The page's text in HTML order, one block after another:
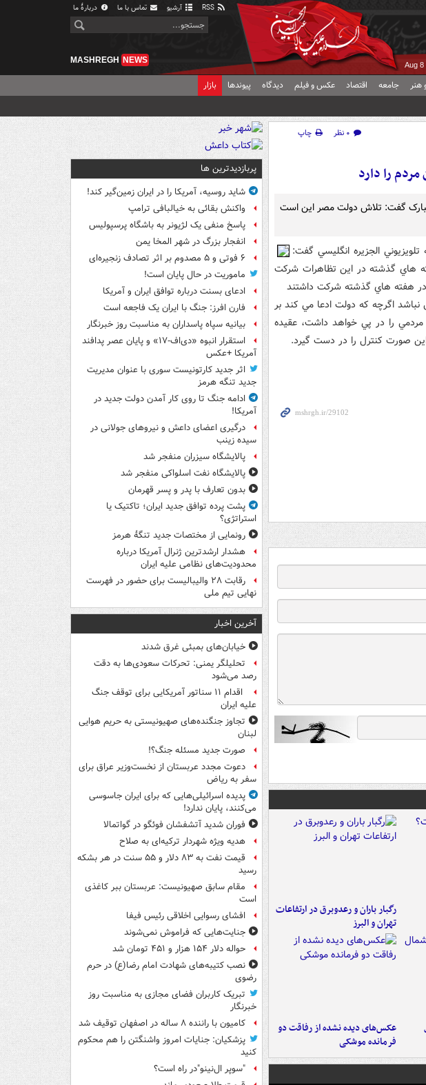
آرشیو تماس با ما دربارهٔ ما
Aug 8
MASHREGH NEWS
هنر جامعه اقتصاد عکس و فیلم دیدگاه پیوندها بازار
۰ نظر
چاپ
را دارد
مبارک گفت: تلاش دولت مصر اين است
الجزيره انگليسي گفت:
هاي گذشته در اين تظاهرات شرکت
هفته هاي گذشته شرکت داشتند
اگرچه که دولت ادعا مي کند بر
را در پي خواهد داشت، عقيده
صورت کنترل را در دست گيرد.
رگبار باران و رعدوبرق در ارتفاعات
تهران و البرز
عکس‌های دیده نشده از رفاقت دو
فرمانده‌ موشکی
پربازدیدترین ها
شاید روسیه، آمریکا را در ایران زمین‌گیر کند!
واکنش بقائی به خیالبافی ترامپ
پاسخ منفی یک لژیونر به باشگاه پرسپولیس
انفجار بزرگ در شهر المخا یمن
۶ فوتی و ۵ مصدوم بر اثر تصادف زنجیره‌ای
ماموریت در حال پایان است!
ادعای بسنت درباره توافق ایران و آمریکا
فارن افرز: جنگ با ایران یک فاجعه است
بیانیه سپاه پاسداران به مناسبت روز خبرنگار
استقرار انبوه «دی‌اف‑۱۷» و پایان عصر پدافند
آمریکا +عکس
اثر جدید کارتونیست سوری با عنوان مدیریت
جدید تنگه هرمز
ادامه جنگ تا روی کار آمدن دولت جدید در
آمریکا!
درگیری اعضای داعش و نیروهای جولانی در
سیده زینب
پالایشگاه سیزران منفجر شد
پالایشگاه نفت اسلواکی منفجر شد
بدون تعارف با پدر و پسر قهرمان
پشت پرده توافق جدید ایران؛ تاکتیک یا
استراتژی؟
رونمایی از مختصات جدید تنگۀ هرمز
هشدار ارشدترین ژنرال آمریکا درباره
محدودیت‌های نظامی علیه ایران
رقابت ۲۸ والیبالیست برای حضور در فهرست
نهایی تیم ملی
آخرین اخبار
خیابان‌های بمبئی غرق شدند
تحلیلگر یمنی: تحرکات سعودی‌ها به دقت
رصد می‌شود
اقدام ۱۱ سناتور آمریکایی برای توقف جنگ
علیه ایران
تجاوز جنگنده‌های صهیونیستی به حریم هوایی
لبنان
صورت جدید مسئله جنگ؟!
دعوت مجدد عربستان از نخست‌وزیر عراق برای
سفر به ریاض
پدیده اسرائیلی‌هایی که برای ایران جاسوسی
می‌کنند، پایان ندارد!
فوران شدید آتشفشان فوئگو در گواتمالا
هدیه ویژه شهردار ترکیه‌ای به صلاح
قیمت نفت به ۸۳ دلار و ۵۵ سنت در هر بشکه
رسید
مقام سابق صهیونیست: عربستان ببر کاغذی
است
افشای رسوایی اخلاقی رئیس فیفا
جنایت‌هایی که فراموش نمی‌شوند
حواله دلار ۱۵۴ هزار و ۴۵۱ تومان شد
نصب کتیبه‌های شهادت امام رضا(ع) در حرم
رضوی
تبریک کاربران فضای مجازی به مناسبت روز
خبرنگار
کامیون با راننده ۸ ساله در اصفهان توقیف شد
پزشکیان: جنایات امروز واشنگتن را هم محکوم
کنید
"سوپر ال‌نینو"در راه است؟